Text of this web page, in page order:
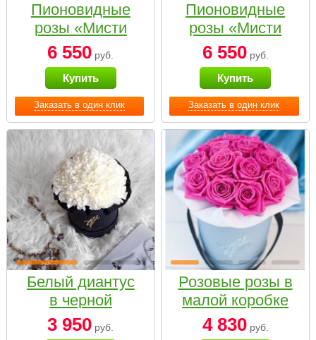
Заказать в один клик
Пионовидные
розы «Мисти
бабблс» в белой
коробке Small
6 550 руб.
Купить
Заказать в один клик
Пионовидные
розы «Мисти
бабблс» в
черной коробке
Small
6 550руб.
Купить
Белый диантус
в черной
коробке Small
3 950 руб.
Розовые розы в
малой коробке
4 830руб.